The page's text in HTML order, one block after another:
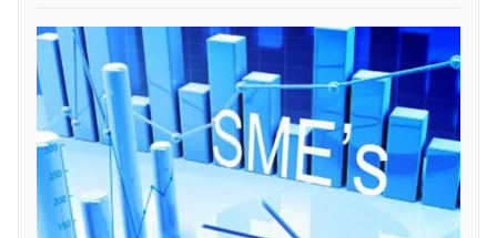
THỜI BÁO VTV
Theo dõi báo trên